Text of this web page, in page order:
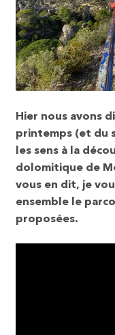
Hier nous avons
printemps (et du
les sens à la
dolomitique de
vous en dit, je
ensemble le
proposées.